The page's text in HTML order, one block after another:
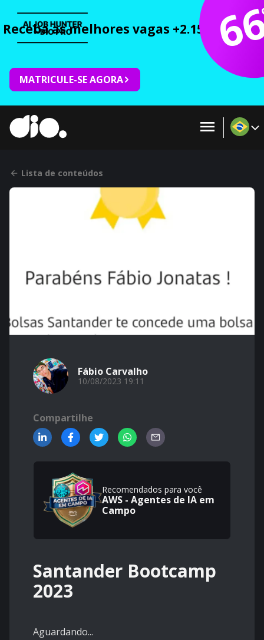
Receba as melhores vagas +2.150 cursos
MATRICULE-SE AGORA
Lista de conteúdos
Fábio Carvalho
10/08/2023 19:11
Compartilhe
Recomendados para você
AWS - Agentes de IA em
Campo
Santander Bootcamp
2023
Aguardando...